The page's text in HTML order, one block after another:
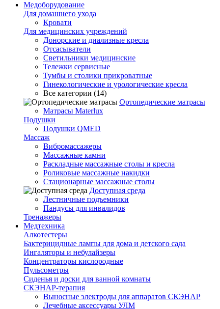
Медоборудование
Для домашнего ухода
Кровати
Для медицинских учреждений
Донорские и диализные кресла
Отсасыватели
Светильники медицинские
Тележки сервисные
Тумбы и столики прикроватные
Гинекологические и урологические кресла
Все категории (14)
Ортопедические матрасы
Матрасы Materlux
Подушки
Подушки QMED
Массаж
Вибромассажеры
Массажные камни
Раскладные массажные столы и кресла
Роликовые массажные накидки
Стационарные массажные столы
Доступная среда
Лестничные подъемники
Пандусы для инвалидов
Тренажеры
Mедтехника
Алкотестеры
Бактерицидные лампы для дома и детского сада
Ингаляторы и небулайзеры
Концентраторы кислородные
Пульсометры
Сиденья и доски для ванной комнаты
СКЭНАР-терапия
Выносные электроды для аппаратов СКЭНАР
Лечебные аксессуары УЛМ